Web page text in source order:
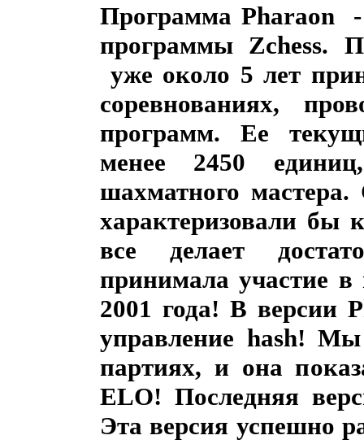
Программа Pharaon -
программы Zchess.
уже около 5 лет
соревнованиях,
программ. Ее
менее 2450
шахматного
характеризовали бы
все делает
принимала участие в
2001 года! В версии
управление hash!
партиях, и она
ELO! Последняя
Эта версия успешно